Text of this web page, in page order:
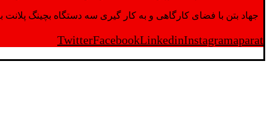
جهاد بتن با فضای کارگاهی و به کار گیری سه دستگاه بچینگ پلانت با ظرفیت 2500 تن در کنار پرسنل متخصص و پر تلاش واحدهای تولید و ازمایشگاه,بتن با کیفیت را برای واحد
TwitterFacebookLinkedinInstagramaparat